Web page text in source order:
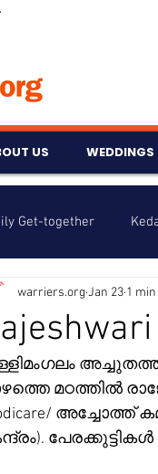
US WEDDINGS
Get-together
Events
Wedding
warriers.org Jan 23 1
മഠത്തിൽ